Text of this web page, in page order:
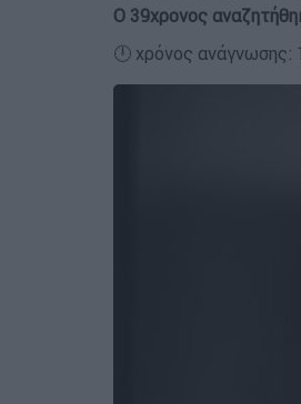
Ο 39χρονος
🕛 χρόνος